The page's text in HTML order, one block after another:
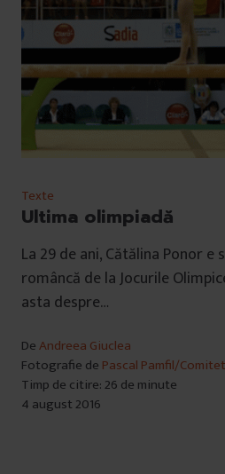
Texte
Ultima olimpiadă
La 29 de ani, Cătălina Ponor
româncă de la Jocurile
asta despre…
DeAndreea Giuclea
Fotografie de Pascal Pamfil/
Timp de citire: 26 de minute
4 august 2016